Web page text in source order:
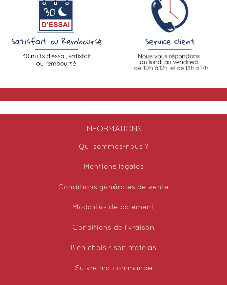
INFORMATIONS
Qui sommes-nous ?
Mentions légales
Conditions générales de vente
Modalités de paiement
Conditions de livraison
Bien choisir son matelas
Suivre ma commande